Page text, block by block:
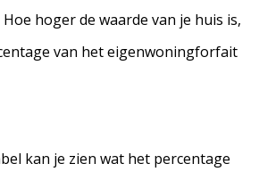
hoger de waarde van je huis is,
van het eigenwoningforfait
kan je zien wat het percentage